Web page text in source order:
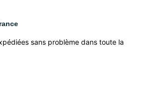
sans problème dans toute la